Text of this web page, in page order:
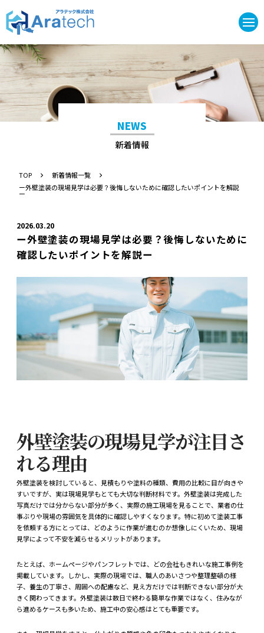
NEWS
新着情報
TOP
新着情報一覧
ー外壁塗装の現場見学は必要？後悔しないために確認したいポイントを解説
ー
2026.03.20
ー外壁塗装の現場見学は必要？後悔しないために
確認したいポイントを解説ー
外壁塗装の現場見学が注目さ
れる理由
外壁塗装を検討していると、見積もりや塗料の種類、費用の比較に目が向きや
すいですが、実は現場見学もとても大切な判断材料です。外壁塗装は完成した
写真だけでは分からない部分が多く、実際の施工現場を見ることで、業者の仕
事ぶりや現場の雰囲気を具体的に確認しやすくなります。特に初めて塗装工事
を依頼する方にとっては、どのように作業が進むのか想像しにくいため、現場
見学によって不安を減らせるメリットがあります。
たとえば、ホームページやパンフレットでは、どの会社もきれいな施工事例を
掲載しています。しかし、実際の現場では、職人のあいさつや整理整頓の様
子、養生の丁寧さ、周囲への配慮など、見え方だけでは判断できない部分が大
きく関わってきます。外壁塗装は数日で終わる簡単な作業ではなく、住みなが
ら進めるケースも多いため、施工中の安心感はとても重要です。